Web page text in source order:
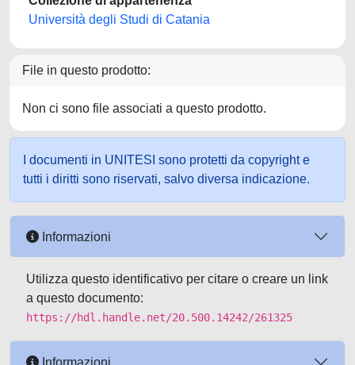
Università degli Studi di Catania
File in questo prodotto:
Non ci sono file associati a questo prodotto.
I documenti in UNITESI sono protetti da copyright e
tutti i diritti sono riservati, salvo diversa indicazione.
Informazioni
Utilizza questo identificativo per citare o creare un link
a questo documento:
https://hdl.handle.net/20.500.14242/261325
Informazioni